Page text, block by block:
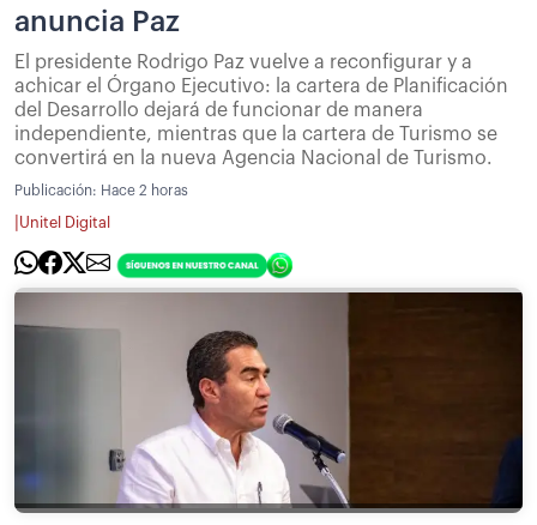
anuncia Paz
El presidente Rodrigo Paz vuelve a reconfigurar y a
achicar el Órgano Ejecutivo: la cartera de Planificación
del Desarrollo dejará de funcionar de manera
independiente, mientras que la cartera de Turismo se
convertirá en la nueva Agencia Nacional de Turismo.
Publicación: Hace 2 horas
Unitel Digital